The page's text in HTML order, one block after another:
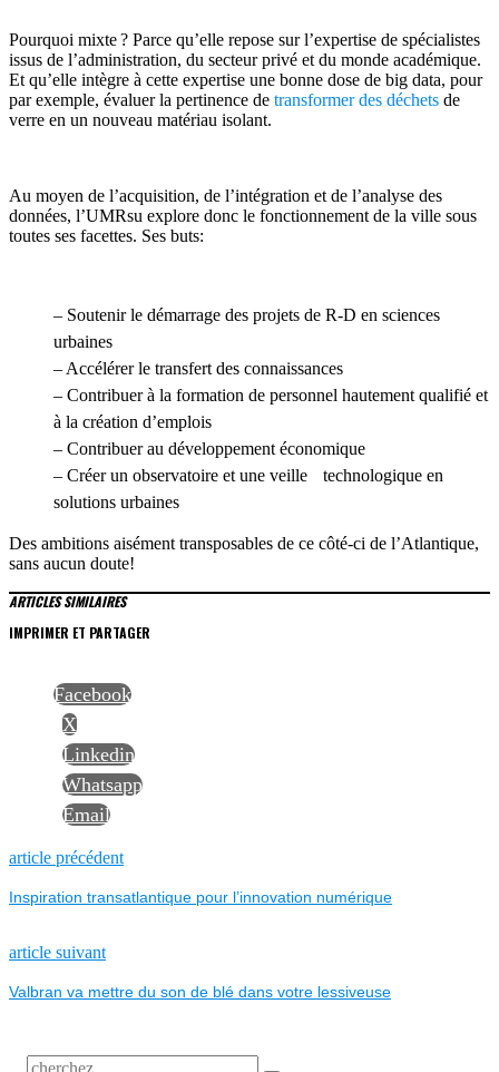
Pourquoi mixte ? Parce qu’elle repose sur l’expertise de spécialistes
issus de l’administration, du secteur privé et du monde académique.
Et qu’elle intègre à cette expertise une bonne dose de big data, pour
par exemple, évaluer la pertinence de transformer des déchets de
verre en un nouveau matériau isolant.
Au moyen de l’acquisition, de l’intégration et de l’analyse des
données, l’UMRsu explore donc le fonctionnement de la ville sous
toutes ses facettes. Ses buts:
– Soutenir le démarrage des projets de R-D en sciences
urbaines
– Accélérer le transfert des connaissances
– Contribuer à la formation de personnel hautement qualifié et
à la création d’emplois
– Contribuer au développement économique
– Créer un observatoire et une veille technologique en
solutions urbaines
Des ambitions aisément transposables de ce côté-ci de l’Atlantique,
sans aucun doute!
ARTICLES SIMILAIRES
IMPRIMER ET PARTAGER
Facebook
X
Linkedin
Whatsapp
Email
NAVIGATION
DE
L’ARTICLE
article précédentPrevious
Inspiration transatlantique pour l’innovation numérique
article suivantNext
Valbran va mettre du son de blé dans votre lessiveuse